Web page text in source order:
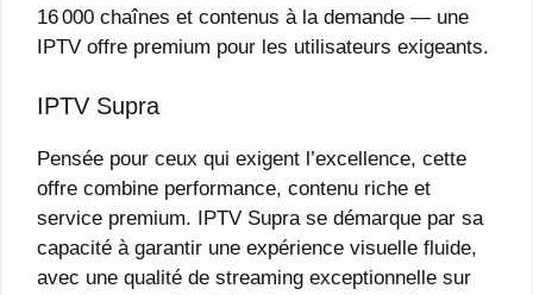
16 000 chaînes et contenus à la demande — une
IPTV offre premium pour les utilisateurs exigeants.
IPTV Supra
Pensée pour ceux qui exigent l’excellence, cette
offre combine performance, contenu riche et
service premium. IPTV Supra se démarque par sa
capacité à garantir une expérience visuelle fluide,
avec une qualité de streaming exceptionnelle sur